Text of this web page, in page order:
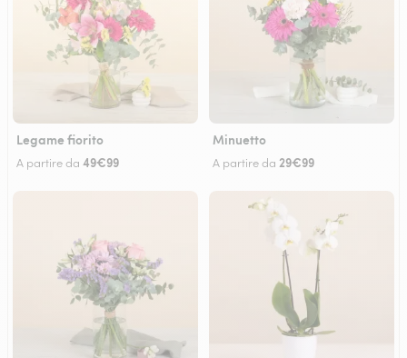
Legame fiorito
A partire da 49€99
Minuetto
A partire da 29€99